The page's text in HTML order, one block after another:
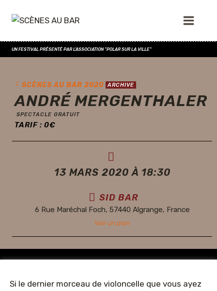
UN FESTIVAL PRÉSENTÉ PAR L'ASSOCIATION "POLAR SUR LA VILLE"
SCÈNES AU BAR 2020 ARCHIVE
ANDRÉ MERGENTHALER
SPECTACLE GRATUIT
TARIF : 0€
13 MARS 2020 À 18:30
SID BAR
6 Rue Maréchal Foch, 57440 Algrange, France
Voir un plan
Si le dernier morceau de violoncelle que vous ayez